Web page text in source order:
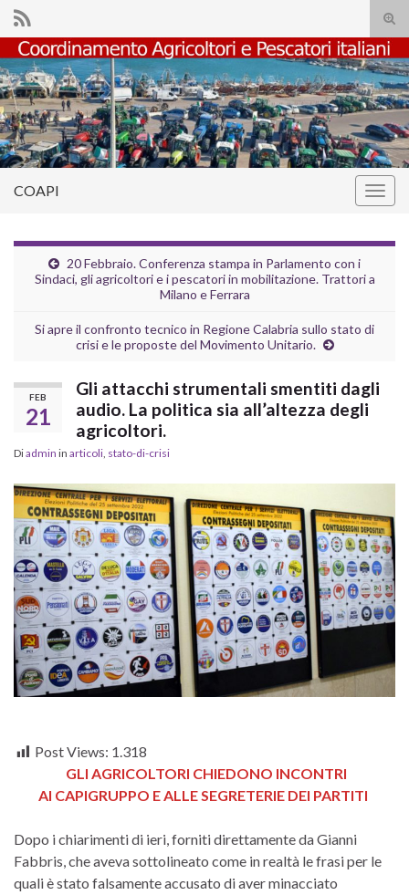
il
di
Search for:
COAPI
20 Febbraio. Conferenza stampa in Parlamento con i
Sindaci, gli agricoltori e i pescatori in mobilitazione. Trattori a
Milano e Ferrara
Si apre il confronto tecnico in Regione Calabria sullo stato di
crisi e le proposte del Movimento Unitario.
FEB
21
Gli attacchi strumentali smentiti dagli
audio. La politica sia all’altezza degli
agricoltori.
Diadmin in articoli, stato-di-crisi
Post Views: 1.318
GLI AGRICOLTORI CHIEDONO INCONTRI
AI CAPIGRUPPO E ALLE SEGRETERIE DEI PARTITI
Dopo i chiarimenti di ieri, forniti direttamente da Gianni
Fabbris, che aveva sottolineato come in realtà le frasi per le
quali è stato falsamente accusato di aver minacciato